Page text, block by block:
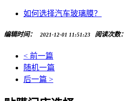
如何选择汽车玻璃膜？
编辑时间： 2021-12-01 11:51:23 阅读次数：
< 前一篇
随机一篇
后一篇 >